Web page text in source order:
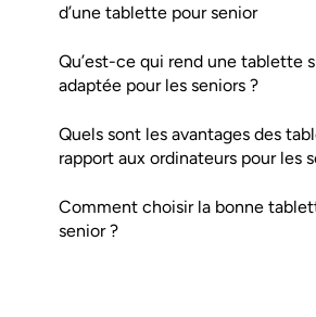
d’une tablette pour senior
Qu’est-ce qui rend une tablette
adaptée pour les seniors ?
Quels sont les avantages des
rapport aux ordinateurs pour les
Comment choisir la bonne
senior ?